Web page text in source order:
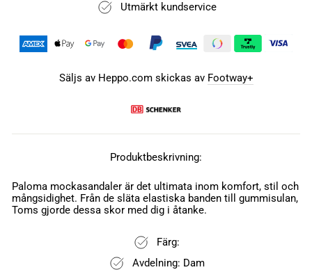
Utmärkt kundservice
Säljs av Heppo.com skickas av Footway+
Produktbeskrivning:
Paloma mockasandaler är det ultimata inom komfort, stil och
mångsidighet. Från de släta elastiska banden till gummisulan,
Toms gjorde dessa skor med dig i åtanke.
Färg:
Avdelning: Dam